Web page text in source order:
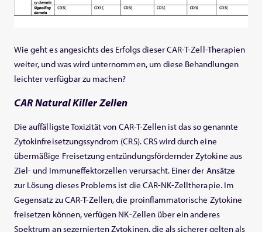
Wie geht es angesichts des Erfolgs dieser CAR-T-Zell-Therapien
weiter, und was wird unternommen, um diese Behandlungen
leichter verfügbar zu machen?
CAR Natural Killer Zellen
Die auffälligste Toxizität von CAR-T-Zellen ist das so genannte
Zytokinfreisetzungssyndrom (CRS). CRS wird durch eine
übermäßige Freisetzung entzündungsfördernder Zytokine aus
Ziel- und Immuneffektorzellen verursacht. Einer der Ansätze
zur Lösung dieses Problems ist die CAR-NK-Zelltherapie. Im
Gegensatz zu CAR-T-Zellen, die proinflammatorische Zytokine
freisetzen können, verfügen NK-Zellen über ein anderes
Spektrum an sezernierten Zytokinen, die als sicherer gelten als